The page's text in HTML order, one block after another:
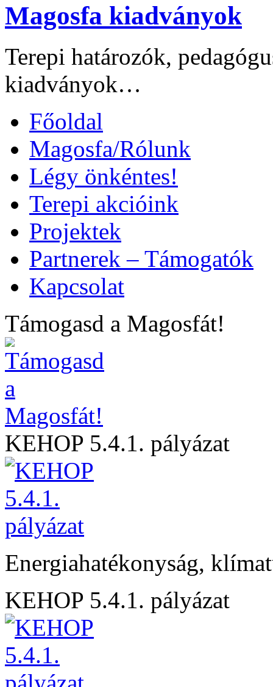
Magosfa kiadványok
Terepi határozók,
kiadványok…
Főoldal
Magosfa/Rólunk
Légy önkéntes!
Terepi akcióink
Projektek
Partnerek – Támogatók
Kapcsolat
Támogasd a Magosfát!
KEHOP 5.4.1. pályázat
Energiahatékonyság,
KEHOP 5.4.1. pályázat